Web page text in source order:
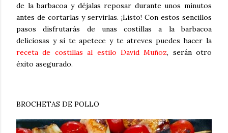
de la barbacoa y déjalas reposar durante unos minutos
antes de cortarlas y servirlas. ¡Listo! Con estos sencillos
pasos disfrutarás de unas costillas a la barbacoa
deliciosas y si te apetece y te atreves puedes hacer la
receta de costillas al estilo David Muñoz, serán otro
éxito asegurado.
BROCHETAS DE POLLO